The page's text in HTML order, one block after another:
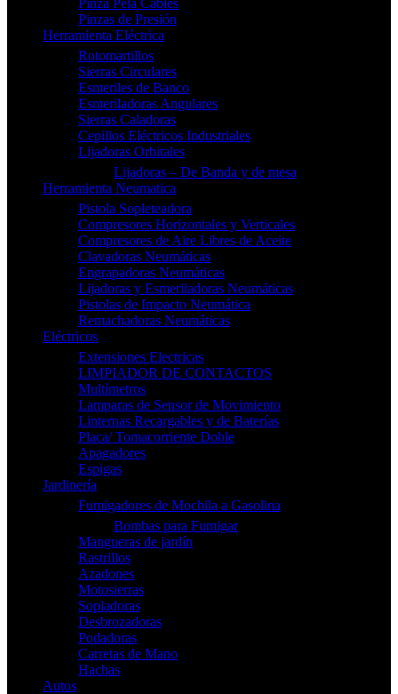
Pinza Pela Cables
Pinzas de Presión
Herramienta Eléctrica
Rotomartillos
Sierras Circulares
Esmeriles de Banco
Esmeriladoras Angulares
Sierras Caladoras
Cepillos Eléctricos Industriales
Lijadoras Orbitales
Lijadoras – De Banda y de mesa
Herramienta Neumatica
Pistola Sopleteadora
Compresores Horizontales y Verticales
Compresores de Aire Libres de Aceite
Clavadoras Neumáticas
Engrapadoras Neumáticas
Lijadoras y Esmeriladoras Neumáticas
Pistolas de Impacto Neumática
Remachadoras Neumáticas
Eléctricos
Extensiones Electricas
LIMPIADOR DE CONTACTOS
Multímetros
Lamparas de Sensor de Movimiento
Linternas Recargables y de Baterías
Placa/ Tomacorriente Doble
Apagadores
Espigas
Jardinería
Fumigadores de Mochila a Gasolina
Bombas para Fumigar
Mangueras de jardín
Rastrillos
Azadones
Motosierras
Sopladoras
Desbrozadoras
Podadoras
Carretas de Mano
Hachas
Autos